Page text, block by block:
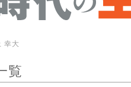
幸大
覧